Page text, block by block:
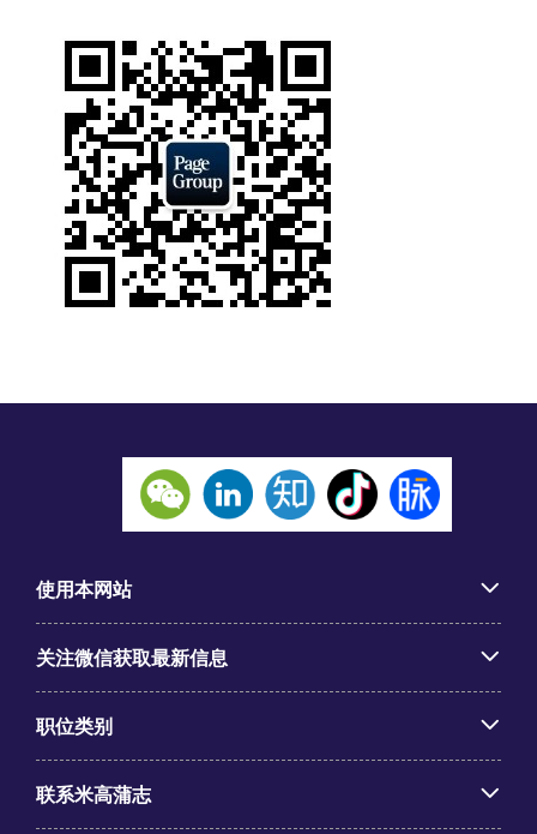
使用本网站
关注微信获取最新信息
职位类别
联系米高蒲志